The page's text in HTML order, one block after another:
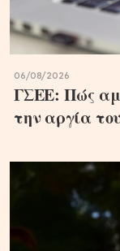
06/08/2026
ΓΣΕΕ: Πώς
την αργία